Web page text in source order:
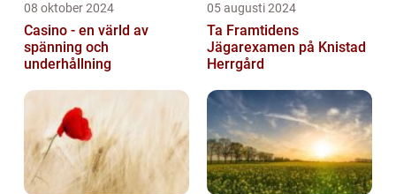
08 oktober 2024
Casino - en värld av
spänning och
underhållning
05 augusti 2024
Ta Framtidens
Jägarexamen på Knistad
Herrgård